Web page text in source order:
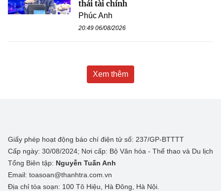
thái tài chính
Phúc Anh
20:49 06/08/2026
Xem thêm
Giấy phép hoạt động báo chí điện tử số: 237/GP-BTTTT
Cấp ngày: 30/08/2024; Nơi cấp: Bộ Văn hóa - Thể thao và Du lịch
Tổng Biên tập: Nguyễn Tuấn Anh
Email: toasoan@thanhtra.com.vn
Địa chỉ tòa soạn: 100 Tô Hiệu, Hà Đông, Hà Nội.